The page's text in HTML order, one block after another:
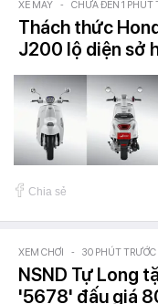
XE MÁY - CHƯA ĐẾN 1 PHÚT
Thách thức
J200 lộ diện sở
Chia sẻ
XEM CHƠI - 30 PHÚT TRƯỚC
NSND Tự Long
'5678' đấu giá